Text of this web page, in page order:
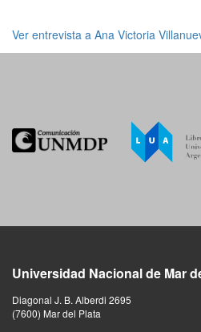
Ver entrevista a Ana Victoria
Universidad Nacional de Mar
Diagonal J. B. Alberdi 2695
(7600) Mar del Plata